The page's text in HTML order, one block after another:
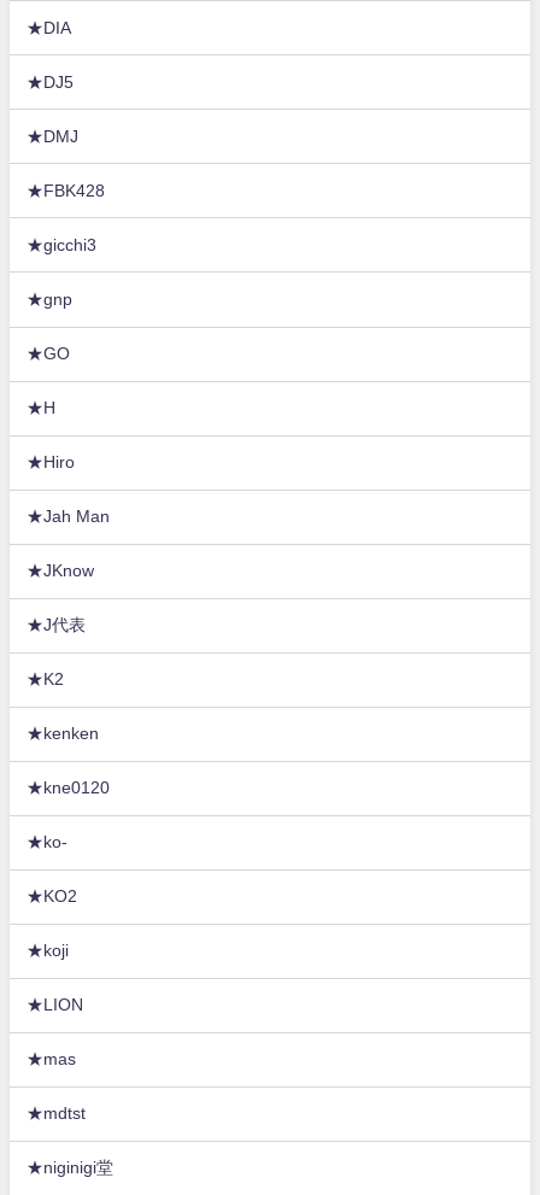
★DIA
★DJ5
★DMJ
★FBK428
★gicchi3
★gnp
★GO
★H
★Hiro
★Jah Man
★JKnow
★J代表
★K2
★kenken
★kne0120
★ko-
★KO2
★koji
★LION
★mas
★mdtst
★niginigi堂